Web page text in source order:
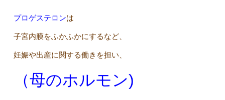
プロゲステロンは
子宮内膜をふかふかにするなど、
妊娠や出産に関する働きを担い、
（母のホルモン)